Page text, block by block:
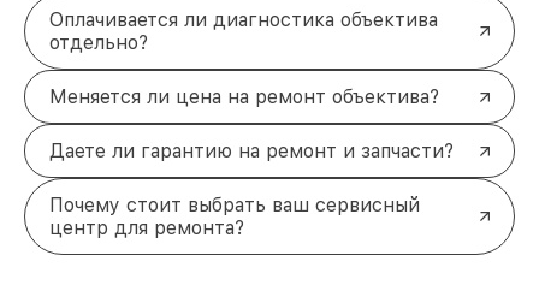
Оплачивается ли диагностика объектива
отдельно?
Меняется ли цена на ремонт объектива?
Даете ли гарантию на ремонт и запчасти?
Почему стоит выбрать ваш сервисный
центр для ремонта?